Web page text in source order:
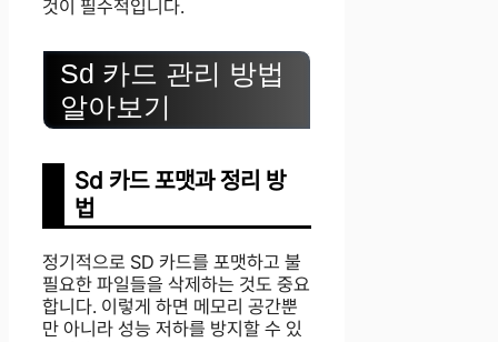
것이 필수적입니다.
Sd 카드 관리 방법
알아보기
Sd 카드 포맷과 정리 방
법
정기적으로 SD 카드를 포맷하고 불
필요한 파일들을 삭제하는 것도 중요
합니다. 이렇게 하면 메모리 공간뿐
만 아니라 성능 저하를 방지할 수 있